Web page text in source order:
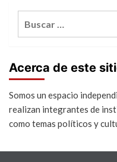
Acerca de este
Somos un espacio
realizan integrantes de
como temas políticos y